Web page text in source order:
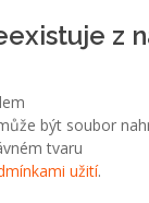
z
být soubor
tvaru
užití.